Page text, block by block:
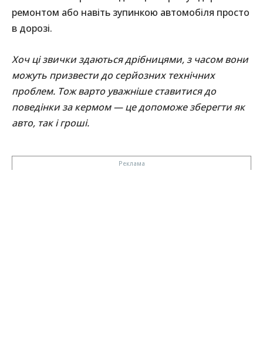
ремонтом або навіть зупинкою автомобіля просто
в дорозі.
Хоч ці звички здаються дрібницями, з часом вони
можуть призвести до серйозних технічних
проблем. Тож варто уважніше ставитися до
поведінки за кермом — це допоможе зберегти як
авто, так і гроші.